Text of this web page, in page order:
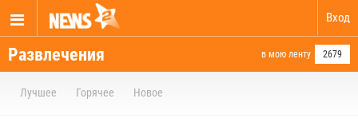
Вход
Развлечения в мою ленту 2679
Лучшее Горячее Новое